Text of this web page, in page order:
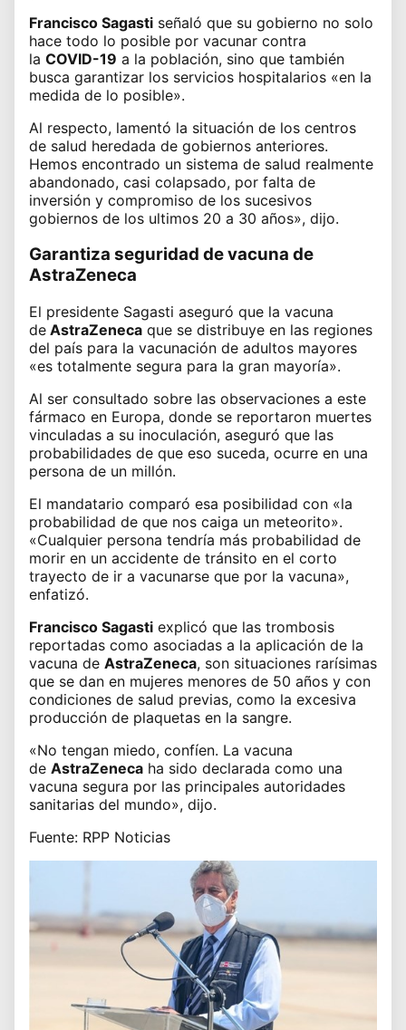
Francisco Sagasti señaló que su gobierno no solo
hace todo lo posible por vacunar contra
la COVID-19 a la población, sino que también
busca garantizar los servicios hospitalarios «en la
medida de lo posible».
Al respecto, lamentó la situación de los centros
de salud heredada de gobiernos anteriores.
Hemos encontrado un sistema de salud realmente
abandonado, casi colapsado, por falta de
inversión y compromiso de los sucesivos
gobiernos de los ultimos 20 a 30 años», dijo.
Garantiza seguridad de vacuna de
AstraZeneca
El presidente Sagasti aseguró que la vacuna
de AstraZeneca que se distribuye en las regiones
del país para la vacunación de adultos mayores
«es totalmente segura para la gran mayoría».
Al ser consultado sobre las observaciones a este
fármaco en Europa, donde se reportaron muertes
vinculadas a su inoculación, aseguró que las
probabilidades de que eso suceda, ocurre en una
persona de un millón.
El mandatario comparó esa posibilidad con «la
probabilidad de que nos caiga un meteorito».
«Cualquier persona tendría más probabilidad de
morir en un accidente de tránsito en el corto
trayecto de ir a vacunarse que por la vacuna»,
enfatizó.
Francisco Sagasti explicó que las trombosis
reportadas como asociadas a la aplicación de la
vacuna de AstraZeneca, son situaciones rarísimas
que se dan en mujeres menores de 50 años y con
condiciones de salud previas, como la excesiva
producción de plaquetas en la sangre.
«No tengan miedo, confíen. La vacuna
de AstraZeneca ha sido declarada como una
vacuna segura por las principales autoridades
sanitarias del mundo», dijo.
Fuente: RPP Noticias